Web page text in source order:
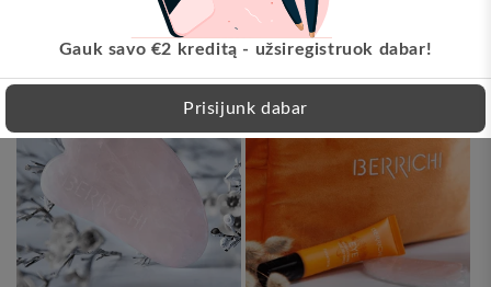
Gauk savo €2 kreditą - užsiregistruok dabar!
Prisijunk dabar